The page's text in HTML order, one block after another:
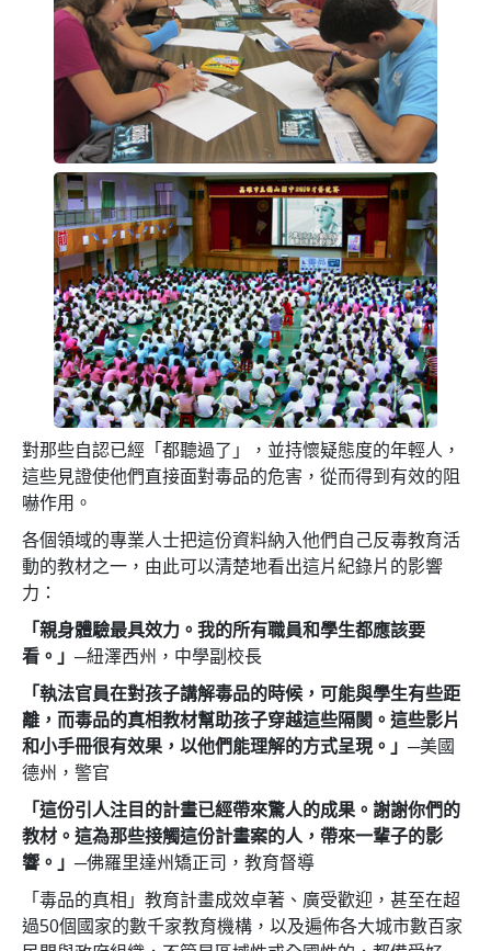
對那些自認已經「都聽過了」，並持懷疑態度的年輕人，
這些見證使他們直接面對毒品的危害，從而得到有效的阻
嚇作用。
各個領域的專業人士把這份資料納入他們自己反毒教育活
動的教材之一，由此可以清楚地看出這片紀錄片的影響
力：
「親身體驗最具效力。我的所有職員和學生都應該要
看。」 ─紐澤西州，中學副校長
「執法官員在對孩子講解毒品的時候，可能與學生有些距
離，而毒品的真相教材幫助孩子穿越這些隔閡。這些影片
和小手冊很有效果，以他們能理解的方式呈現。」 ─美國
德州，警官
「這份引人注目的計畫已經帶來驚人的成果。謝謝你們的
教材。這為那些接觸這份計畫案的人，帶來一輩子的影
響。」 ─佛羅里達州矯正司，教育督導
「毒品的真相」教育計畫成效卓著、廣受歡迎，甚至在超
過50個國家的數千家教育機構，以及遍佈各大城市數百家